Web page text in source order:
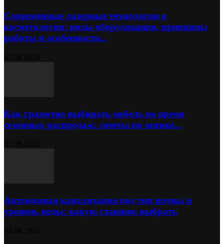
Современные лазерные технологии в
косметологии: виды оборудования, принципы
работы и особенности...
Как грамотно выбирать мебель во время
сезонных распродаж: советы по оценке...
Автономная канализация под тип почвы и
уровень воды: какую станцию выбрать